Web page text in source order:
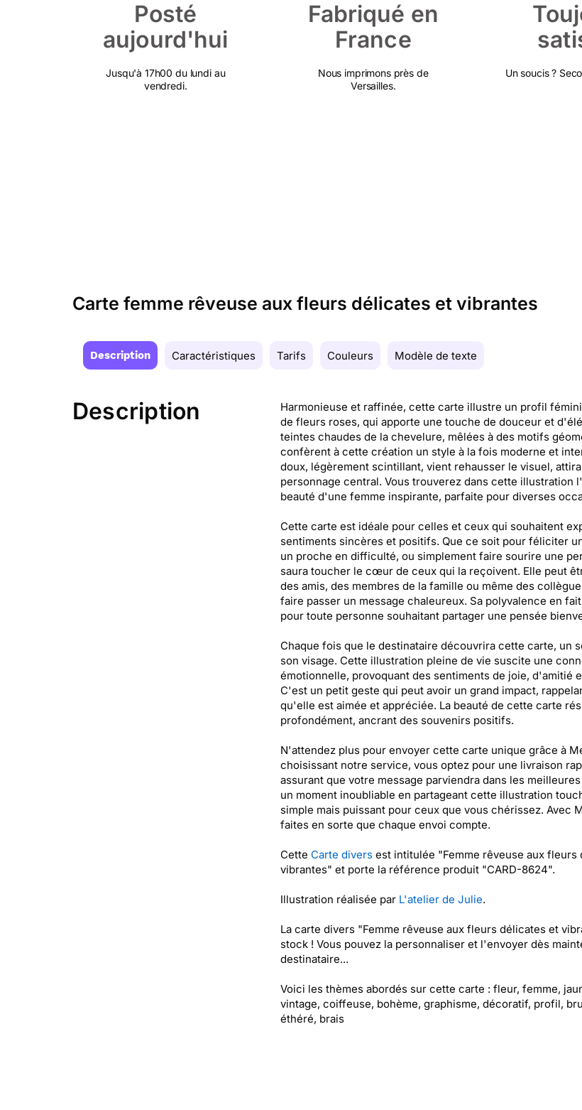
Posté
aujourd'hui
Jusqu'à 17h00 du lundi au
vendredi.
Fabriqué en
France
Nous imprimons près de
Versailles.
Un soucis ?
Carte femme rêveuse aux fleurs délicates et vibrantes
Description Caractéristiques Tarifs Couleurs Modèle de texte
Description
Harmonieuse et raffinée, cette carte illustre un profil
de fleurs roses, qui apporte une touche de douceur et
teintes chaudes de la chevelure, mêlées à des motifs
confèrent à cette création un style à la fois moderne et
doux, légèrement scintillant, vient rehausser le visuel,
personnage central. Vous trouverez dans cette illustration
beauté d'une femme inspirante, parfaite pour diverses
Cette carte est idéale pour celles et ceux qui souhaitent
sentiments sincères et positifs. Que ce soit pour féliciter
un proche en difficulté, ou simplement faire sourire une
saura toucher le cœur de ceux qui la reçoivent. Elle peut
des amis, des membres de la famille ou même des
faire passer un message chaleureux. Sa polyvalence en
pour toute personne souhaitant partager une pensée
Chaque fois que le destinataire découvrira cette carte, un
son visage. Cette illustration pleine de vie suscite une
émotionnelle, provoquant des sentiments de joie, d'amitié
C'est un petit geste qui peut avoir un grand impact,
qu'elle est aimée et appréciée. La beauté de cette carte
profondément, ancrant des souvenirs positifs.
N'attendez plus pour envoyer cette carte unique grâce à
choisissant notre service, vous optez pour une livraison
assurant que votre message parviendra dans les
un moment inoubliable en partageant cette illustration
simple mais puissant pour ceux que vous chérissez. Avec
faites en sorte que chaque envoi compte.
Cette Carte diversest intitulée "Femme rêveuse aux fleurs
vibrantes" et porte la référence produit "CARD-8624".
Illustration réalisée par L'atelier de Julie.
La carte divers "Femme rêveuse aux fleurs délicates et
stock ! Vous pouvez la personnaliser et l'envoyer dès
destinataire...
Voici les thèmes abordés sur cette carte : fleur, femme,
vintage, coiffeuse, bohème, graphisme, décoratif, profil,
éthéré, brais